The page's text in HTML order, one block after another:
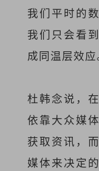
我们平时的
我们只会看
成同温层效应
杜韩念说，
依靠大众媒
获取资讯，
媒体来决定